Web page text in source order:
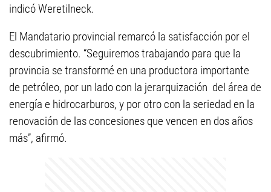
indicó Weretilneck.
El Mandatario provincial remarcó la satisfacción por el
descubrimiento. “Seguiremos trabajando para que la
provincia se transformé en una productora importante
de petróleo, por un lado con la jerarquización del área de
energía e hidrocarburos, y por otro con la seriedad en la
renovación de las concesiones que vencen en dos años
más”, afirmó.